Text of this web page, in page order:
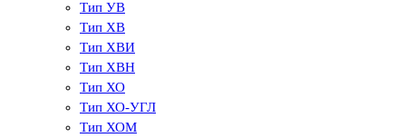
Тип УВ
Тип ХВ
Тип ХВИ
Тип ХВН
Тип ХО
Тип ХО-УГЛ
Тип ХОМ